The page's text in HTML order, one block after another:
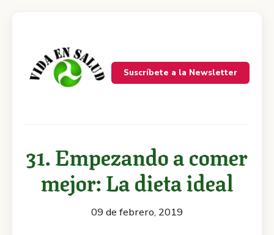
Suscríbete a la Newsletter
31. Empezando a comer
mejor: La dieta ideal
09 de febrero, 2019